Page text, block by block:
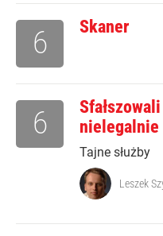
Skaner
6
nielegalnie
Tajne służby
6
Leszek